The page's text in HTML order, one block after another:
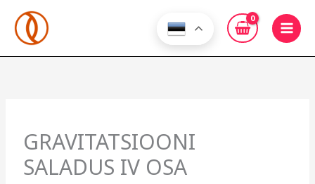
content
GRAVITATSIOONI
SALADUS IV OSA